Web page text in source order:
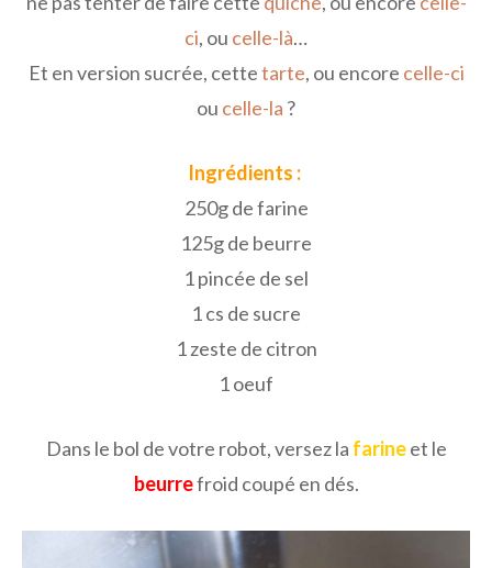
ci, ou celle-là…
Et en version sucrée, cettetarte, ou encore celle-ci
ou celle-la ?
Ingrédients :
250g de farine
125g de beurre
1 pincée de sel
1 cs de sucre
1 zeste de citron
1 oeuf
Dans le bol de votre robot, versez la farineet le
beurrefroid coupé en dés.